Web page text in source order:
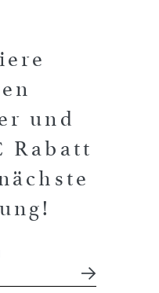
und
Rabatt